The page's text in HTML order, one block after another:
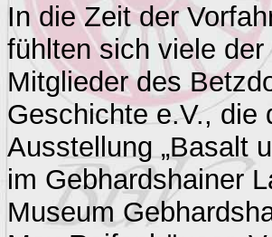
In die Zeit der
fühlten sich viele der
Mitglieder des
Geschichte e.V., die
Ausstellung „Basalt
im Gebhardshainer
Museum